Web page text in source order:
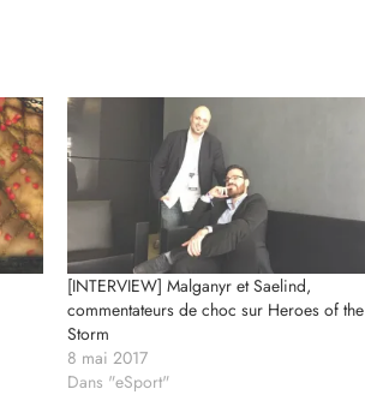
[INTERVIEW] Malganyr et Saelind,
commentateurs de choc sur Heroes of the
Storm
8 mai 2017
Dans "eSport"